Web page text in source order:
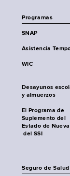
Programas
SNAP
Asistencia
WIC
Desayunos
y almuerzos
El Programa de
Suplemento del
Estado de
del SSI
Seguro de Salud